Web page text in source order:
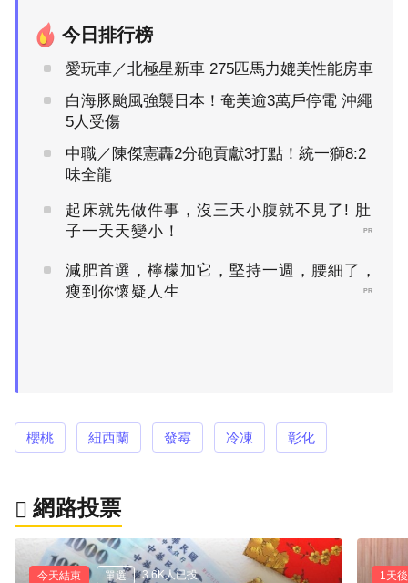
今日排行榜
愛玩車／北極星新車 275匹馬力媲美性能房車
白海豚颱風強襲日本！奄美逾3萬戶停電 沖繩
5人受傷
中職／陳傑憲轟2分砲貢獻3打點！統一獅8:2
味全龍
起床就先做件事，沒三天小腹就不見了! 肚
子一天天變小！
PR
減肥首選，檸檬加它，堅持一週，腰細了，
瘦到你懷疑人生
PR
櫻桃 紐西蘭 發霉 冷凍 彰化
網路投票
今天結束 單選 3.6K人已投 1天